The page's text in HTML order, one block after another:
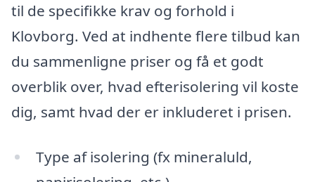
til de specifikke krav og forhold i
Klovborg. Ved at indhente flere tilbud kan
du sammenligne priser og få et godt
overblik over, hvad efterisolering vil koste
dig, samt hvad der er inkluderet i prisen.
Type af isolering (fx mineraluld,